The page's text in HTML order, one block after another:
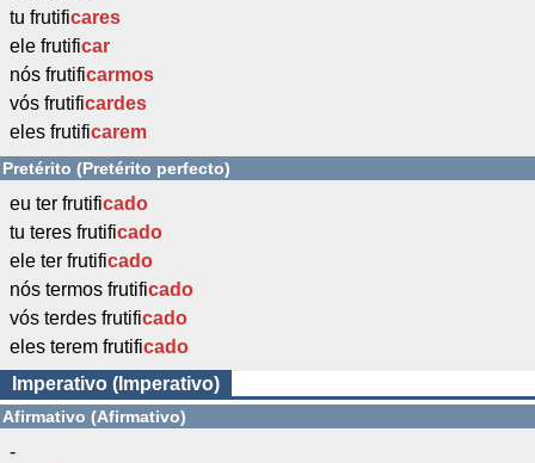
tu frutificares
ele frutificar
nós frutificarmos
vós frutificardes
eles frutificarem
Pretérito (Pretérito perfecto)
eu ter frutificado
tu teres frutificado
ele ter frutificado
nós termos frutificado
vós terdes frutificado
eles terem frutificado
Imperativo (Imperativo)
Afirmativo (Afirmativo)
-